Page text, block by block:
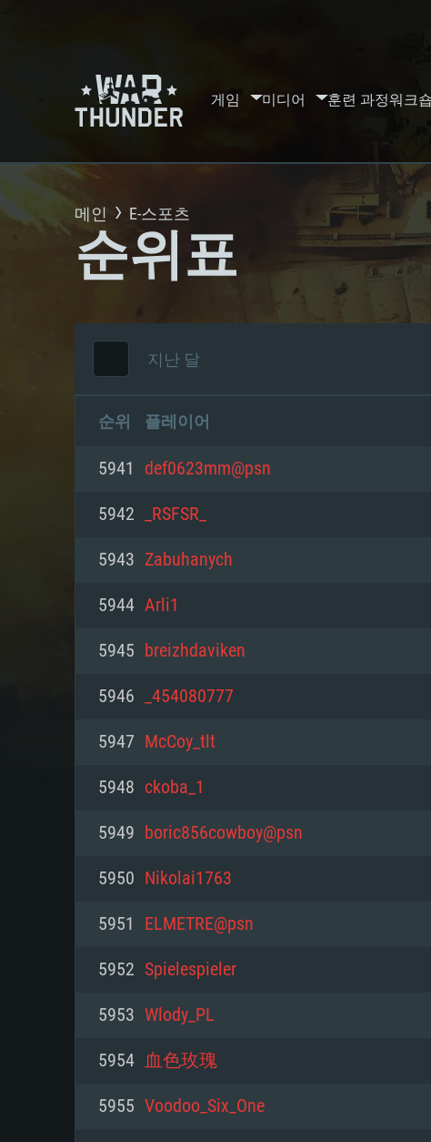
게임 미디어 훈련 과정워크숍
PC
최소사양
운영체제: Windows 10 (64 bit)
프로세서: 2.2 GHz 듀얼코어 이상
메모리: 4GB
그래픽 카드: DirectX 11 이상을 지
최소사양
운영체제: Mac OS Big Sur 11.0
프로세서: 최소 2.2 GHz의 Core i5
원하지 않습니다)
최소사양
운영체제: 64bit Linux 중 최신 버전
프로세서: 2.4 GHz 듀얼코어
메모리: 4 GB
그래픽 카드: Vulkan 을 지원하고,
메인 E-스포츠
순위표
지난 달
순위 플레이어
5941 def0623mm@psn
5942 _RSFSR_
5943 Zabuhanych
5944 Arli1
5945 breizhdaviken
5946 _454080777
5947 McCoy_tlt
5948 ckoba_1
5949 boric856cowboy@psn
5950 Nikolai1763
5951 ELMETRE@psn
5952 Spielespieler
5953 Wlody_PL
5954 血色玫瑰
5955 Voodoo_Six_One